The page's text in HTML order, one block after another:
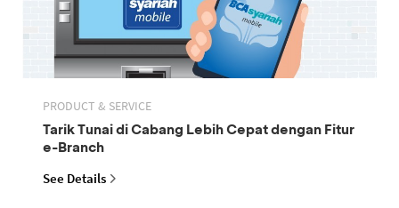
PRODUCT & SERVICE
Tarik Tunai di Cabang Lebih Cepat dengan Fitur
e-Branch
See Details